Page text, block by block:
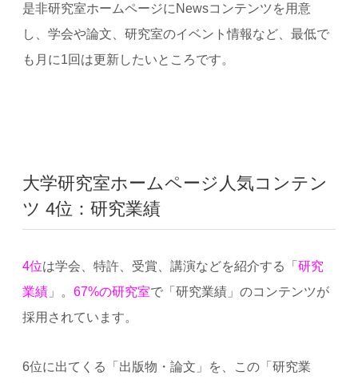
是非研究室ホームページにNewsコンテンツを用意
し、学会や論文、研究室のイベント情報など、最低で
も月に1回は更新したいところです。
大学研究室ホームページ人気コンテン
ツ 4位：研究業績
4位は学会、特許、受賞、講演などを紹介する「 研究
業績」。 67%の研究室で「研究業績」のコンテンツが
採用されています。
6位に出てくる「出版物・論文」を、この「研究業